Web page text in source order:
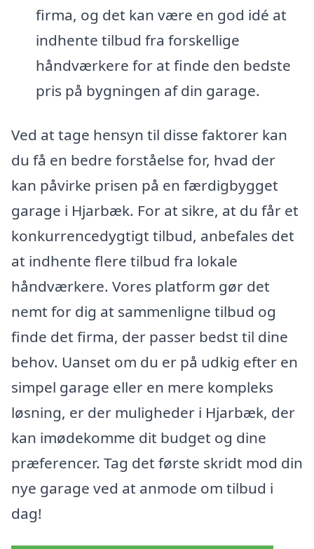
firma, og det kan være en god idé at
indhente tilbud fra forskellige
håndværkere for at finde den bedste
pris på bygningen af din garage.
Ved at tage hensyn til disse faktorer kan
du få en bedre forståelse for, hvad der
kan påvirke prisen på en færdigbygget
garage i Hjarbæk. For at sikre, at du får et
konkurrencedygtigt tilbud, anbefales det
at indhente flere tilbud fra lokale
håndværkere. Vores platform gør det
nemt for dig at sammenligne tilbud og
finde det firma, der passer bedst til dine
behov. Uanset om du er på udkig efter en
simpel garage eller en mere kompleks
løsning, er der muligheder i Hjarbæk, der
kan imødekomme dit budget og dine
præferencer. Tag det første skridt mod din
nye garage ved at anmode om tilbud i
dag!